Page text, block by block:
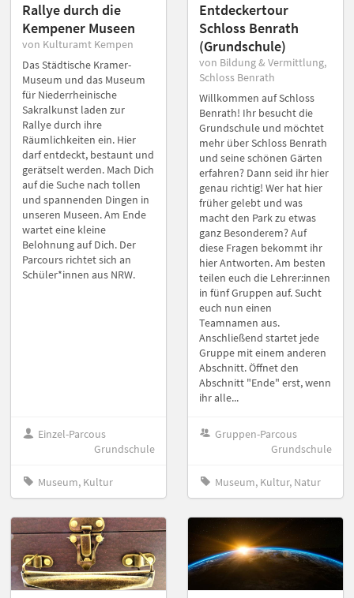
Rallye durch die
Kempener Museen
von Kulturamt Kempen
Das Städtische Kramer-
Museum und das Museum
für Niederrheinische
Sakralkunst laden zur
Rallye durch ihre
Räumlichkeiten ein. Hier
darf entdeckt, bestaunt und
gerätselt werden. Mach Dich
auf die Suche nach tollen
und spannenden Dingen in
unseren Museen. Am Ende
wartet eine kleine
Belohnung auf Dich. Der
Parcours richtet sich an
Schüler*innen aus NRW.
Einzel-Parcous
Grundschule
Museum, Kultur
Entdeckertour
Schloss Benrath
(Grundschule)
von Bildung & Vermittlung,
Schloss Benrath
Willkommen auf Schloss
Benrath! Ihr besucht die
Grundschule und möchtet
mehr über Schloss Benrath
und seine schönen Gärten
erfahren? Dann seid ihr hier
genau richtig! Wer hat hier
früher gelebt und was
macht den Park zu etwas
ganz Besonderem? Auf
diese Fragen bekommt ihr
hier Antworten. Am besten
teilen euch die Lehrer:innen
in fünf Gruppen auf. Sucht
euch nun einen
Teamnamen aus.
Anschließend startet jede
Gruppe mit einem anderen
Abschnitt. Öffnet den
Abschnitt "Ende" erst, wenn
ihr alle...
Gruppen-Parcous
Grundschule
Museum, Kultur, Natur